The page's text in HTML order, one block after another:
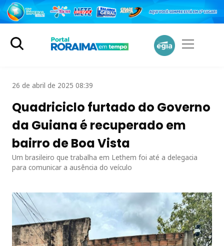
26 de abril de 2025 08:39
Quadriciclo furtado do Governo
da Guiana é recuperado em
bairro de Boa Vista
Um brasileiro que trabalha em Lethem foi até a delegacia
para comunicar a ausência do veículo